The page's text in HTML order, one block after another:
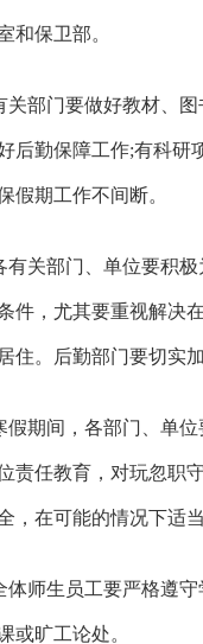
和保卫部。
关部门要做好教材、
后勤保障工作;有科研
假期工作不间断。
有关部门、单位要积
件，尤其要重视解决
住。后勤部门要切实
假期间，各部门、单
责任教育，对玩忽职
，在可能的情况下适
体师生员工要严格遵
或旷工论处。